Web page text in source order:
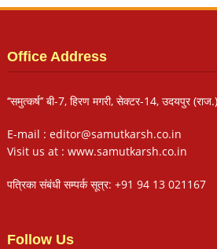
Office Address
‘‘समुत्कर्ष’’ बी-7, हिरण मगरी, सेक्टर-14, उदयपुर
E-mail : editor@samutkarsh.co.in
Visit us at : www.samutkarsh.co.in
पत्रिका संबंधी सम्पर्क सूत्र: +91 94 13 021167
Follow Us